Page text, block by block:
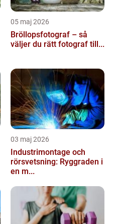
05 maj 2026
Bröllopsfotograf – så
väljer du rätt fotograf till...
03 maj 2026
Industrimontage och
rörsvetsning: Ryggraden i
en m...